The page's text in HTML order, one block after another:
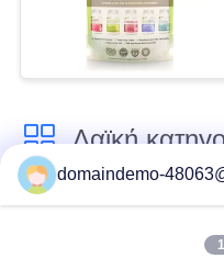
Λαϊκή
Ziplock φύλλων
domaindemo-